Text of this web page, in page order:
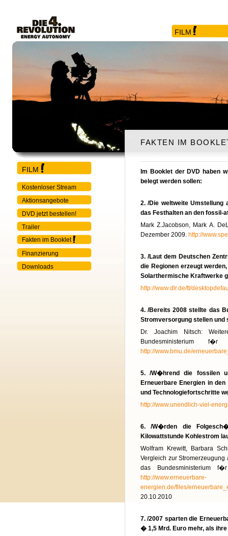
FILM
FILM
Kostenloser Stream
Aktionsangebote
DVD jetzt bestellen!
Trailer
Fakten im Booklet
Finanzierung
Downloads
FAKTEN IM
Im Booklet der DVD haben
belegt werden sollen:
2. /Die weltweite
das Festhalten an den fossil-
Mark Z.Jacobson, Mark A.
Dezember 2009. http://
3. /Laut dem Deutschen
die Regionen erzeugt
Solarthermische Kraftwerke
http://www.dlr.de/tt/
4. /Bereits 2008 stellte das
Stromversorgung stellen
Dr. Joachim Nitsch:
Bundesministerium
http://www.bmu.de/
5. /W�hrend die fossilen
Erneuerbare Energien in
und Technologiefortschritte
http://www.unendlich-viel-
6. /W�rden die
Kilowattstunde Kohlestrom
Wolfram Krewitt, Barbara
Vergleich zur
das Bundesministerium
http://www.erneuerbare-
energien.de/files/
20.10.2010
7. /2007 sparten die
� 1,5 Mrd. Euro mehr, als